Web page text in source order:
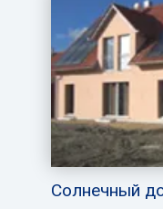
Солнечный